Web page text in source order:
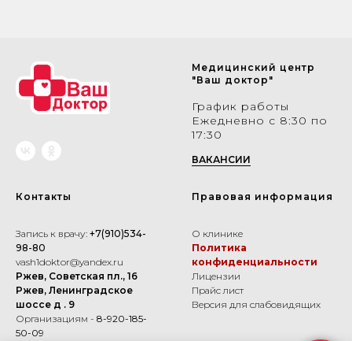
Медицинский центр
"Ваш доктор"
График работы
Ежедневно с 8:30 по
17:30
ВАКАНСИИ
Контакты
Запись к врачу: +7(910)534-
98-80
vash1doktor@yandex.ru
Ржев, Советская пл., 16
Ржев, Ленинградское
шоссе д . 9
Организациям - 8-920-185-
50-09
Правовая информация
О клинике
Политика
конфиденциальности
Лицензии
Прайс лист
Версия для слабовидящих